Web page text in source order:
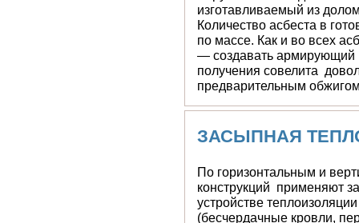
К группе
относится совелит,
6-го сорта. Количество
превышать 15% по массе.
материалах, его роль —
Технология получения
связана с
По горизонтальным и
конструкций применяют